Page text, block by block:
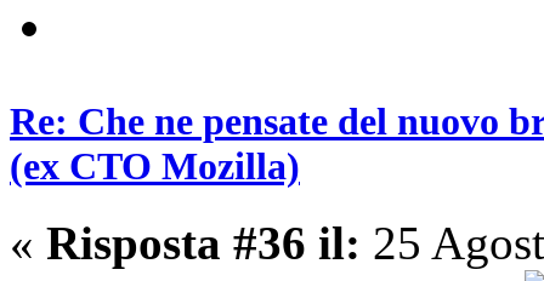
Re: Che ne pensate del nuovo
(ex CTO Mozilla)
« Risposta #36 il: 25